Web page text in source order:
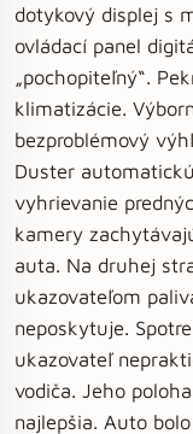
dotykový displej s
ovládací panel
„pochopiteľný“.
klimatizácie.
bezproblémový
Duster
vyhrievanie
kamery
auta. Na druhej
ukazovateľom
neposkytuje.
ukazovateľ
vodiča. Jeho
najlepšia. Auto